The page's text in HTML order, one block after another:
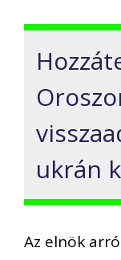
ukrán
Az elnök